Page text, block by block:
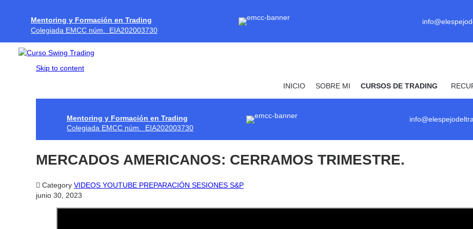
Mentoring y Formación en Trading
Colegiada EMCC núm. EIA202003730
Skip to content
INICIO SOBRE MI CURSOS DE TRADING
Mentoring y Formación en Trading
Colegiada EMCC núm. EIA202003730
MERCADOS AMERICANOS: CERRAMOS TRIMESTRE.
 Category VIDEOS YOUTUBE PREPARACIÓN SESIONES S&P
junio 30, 2023